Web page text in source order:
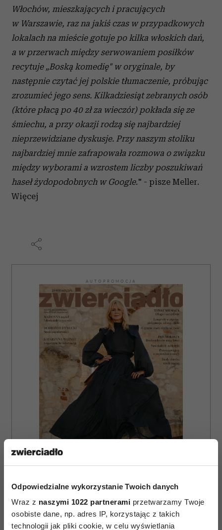
Odpowiedzialne wykorzystanie Twoich danych
Wraz z naszymi 1022 partnerami przetwarzamy Twoje
osobiste dane, np. adres IP, korzystając z takich
technologii jak pliki cookie, w celu wyświetlania
Włochów, mieszkających i pracujących
w Warszawie, raz na jakiś czas w przypadkowych
lokalach na mieście gotuje po kilka włoskich dań,
a w przerwach między serwowaniem posiłków
recytuje „Boską komedię" w oryginale, by
następnie czytać jej polskie tłumaczenie, próbując
zrozumieć jego sens. Kilkadziesiąt zebranych osób
(które płacą po 40 zł za wieczór) pokłada się ze
śmiechu, a przy okazji rodzą się najbardziej
nieprzewidziane dyskusje. Przy naszym stoliku
najbardziej mnie zafrapowała rozmowa o związku
między wyborami a wzrostem liczby poszukiwań
haseł żydopodobnych w Google." - pisze Meller.
Więcej
AUTOPROMOCJA
ZAMÓW
WYDANIE DRUKOWANE